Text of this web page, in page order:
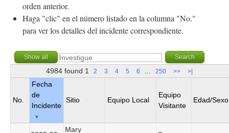
orden anterior.
Haga "clic" en el número listado en la columna "No."
para ver los detalles del incidente correspondiente.
4984 found 1 2 3 4 5 6 ... 250 >> >|
No.
Fecha
de
Incidente
▼
Sitio Equipo Local
Equipo
Visitante
Edad/Sexo
Mary